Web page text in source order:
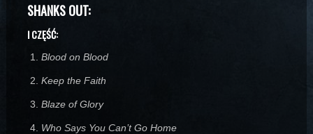
SHANKS OUT:
I CZĘŚĆ:
Blood on Blood
Keep the Faith
Blaze of Glory
Who Says You Can’t Go Home